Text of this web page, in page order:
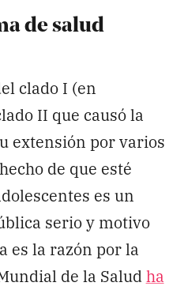
de salud
clado I (en
II que causó la
extensión por varios
de que esté
es un
serio y motivo
es la razón por la
de la Saludha